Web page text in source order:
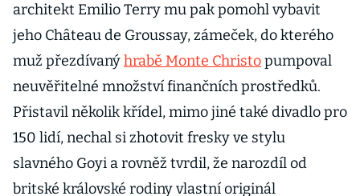
architekt Emilio Terry mu pak pomohl vybavit
jeho Château de Groussay, zámeček, do kterého
muž přezdívanýhrabě Monte Christopumpoval
neuvěřitelné množství finančních prostředků.
Přistavil několik křídel, mimo jiné také divadlo pro
150 lidí, nechal si zhotovit fresky ve stylu
slavného Goyi a rovněž tvrdil, že narozdíl od
britské královské rodiny vlastní originál